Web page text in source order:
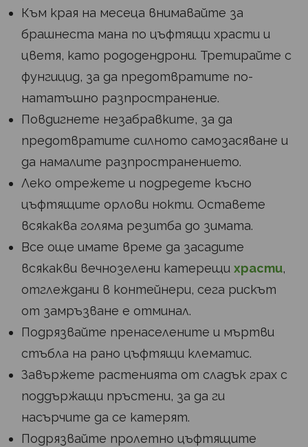
Към края на месеца внимавайте за
брашнеста мана по цъфтящи храсти и
цветя, като рододендрони. Третирайте с
фунгицид, за да предотвратите по-
нататъшно разпространение.
Повдигнете незабравките, за да
предотвратите силното самозасяване и
да намалите разпространението.
Леко отрежете и подредете късно
цъфтящите орлови нокти. Оставете
всякаква голяма резитба до зимата.
Все още имате време да засадите
всякакви вечнозелени катерещи храсти,
отглеждани в контейнери, сега рискът
от замръзване е отминал.
Подрязвайте пренаселените и мъртви
стъбла на рано цъфтящи клематис.
Завържете растенията от сладък грах с
поддържащи пръстени, за да ги
насърчите да се катерят.
Подрязвайте пролетно цъфтящите